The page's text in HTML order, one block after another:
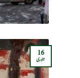
16
جنوری